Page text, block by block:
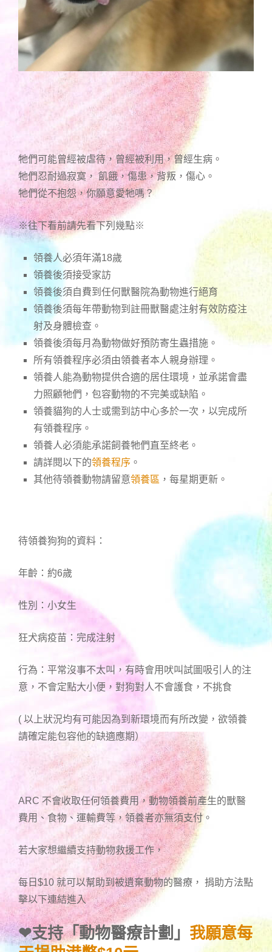
牠們可能曾經被虐待，曾經被利用，曾經生病。
牠們忍耐過寂寞， 飢餓，傷患，背叛，傷心。
牠們從不抱怨，你願意愛牠嗎？
※往下看前請先看下列幾點※
領養人必須年滿18歲
領養後須接受家訪
領養後須自費到任何獸醫院為動物進行絕育
領養後須每年帶動物到註冊獸醫處注射有效防疫注
射及身體檢查。
領養後須每月為動物做好預防寄生蟲措施。
所有領養程序必須由領養者本人親身辦理。
領養人能為動物提供合適的居住環境，並承諾會盡
力照顧牠們，包容動物的不完美或缺陷。
領養貓狗的人士或需到訪中心多於一次，以完成所
有領養程序。
領養人必須能承諾飼養牠們直至終老。
請詳閱以下的領養程序 。
其他待領養動物請留意領養區 ，每星期更新。
待領養狗狗的資料：
年齡：約6歲
性別：小女生
狂犬病疫苗：完成注射
行為：平常沒事不太叫，有時會用吠叫試圖吸引人的注
意，不會定點大小便，對狗對人不會護食，不挑食
( 以上狀況均有可能因為到新環境而有所改變，欲領養
請確定能包容他的缺適應期）
ARC 不會收取任何領養費用，動物領養前產生的獸醫
費用、食物、運輸費等，領養者亦無須支付。
若大家想繼續支持動物救援工作，
每日$10 就可以幫助到被遺棄動物的醫療， 捐助方法點
擊以下連結進入
❤支持「動物醫療計劃」 我願意每